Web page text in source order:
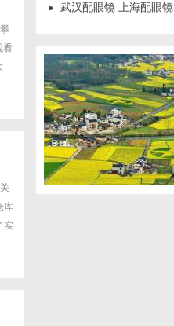
看
库
实
● 武汉配眼镜 上海配眼镜